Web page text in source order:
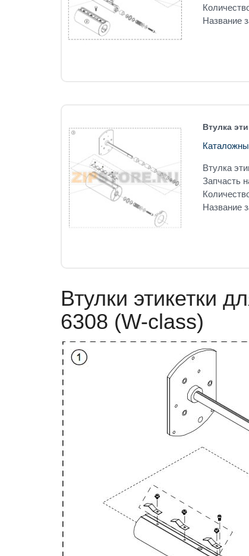
Название
Втулка
Втулка
Запчасть
Название
Втулки этикетки
6308 (W-class)